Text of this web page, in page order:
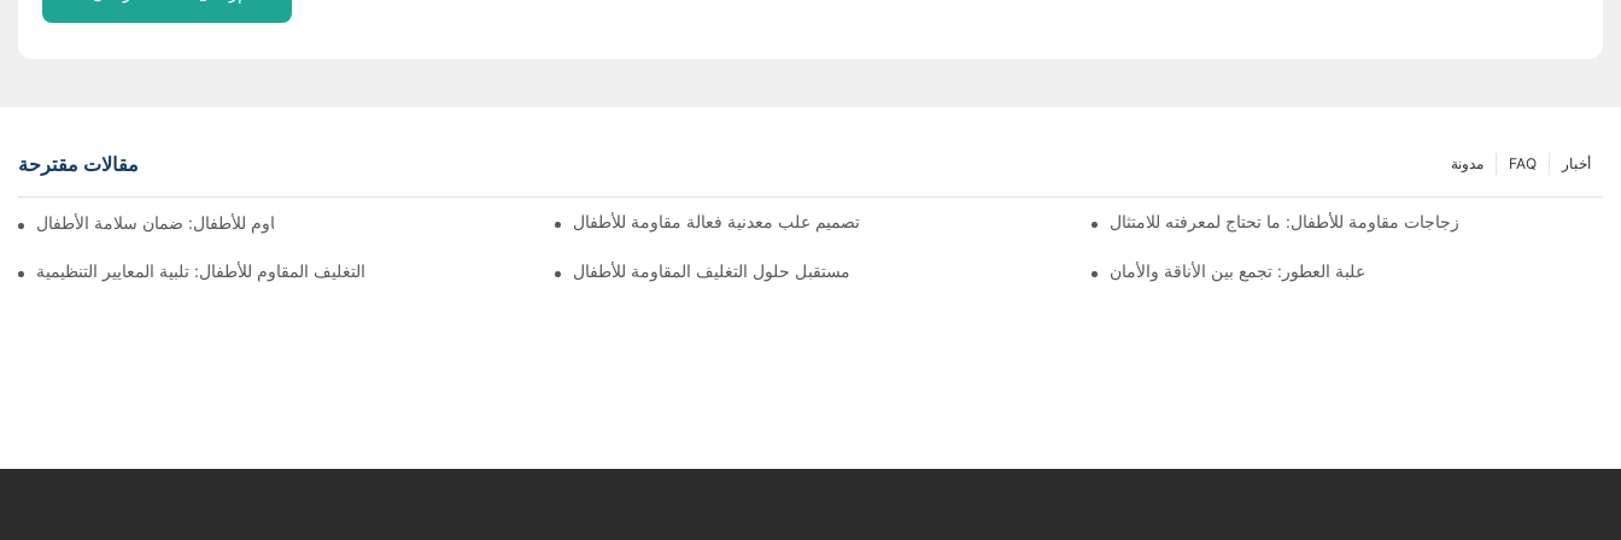
مقالات مقترحة أخبار FAQ مدونة
فهم التغليف المقاوم للأطفال: ضمان سلامة الأطفال تصميم علب معدنية فعالة مقاومة للأطفال زجاجات مقاومة للأطفال: ما تحتاج لمعرفته للامتثال
التغليف المقاوم للأطفال: تلبية المعايير التنظيمية مستقبل حلول التغليف المقاومة للأطفال علبة العطور: تجمع بين الأناقة والأمان